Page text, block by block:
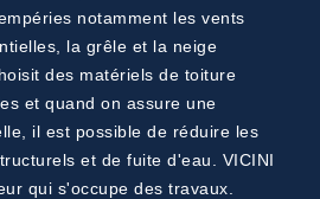
notamment les vents
la grêle et la neige
des matériels de toiture
et quand on assure une
il est possible de réduire les
et de fuite d'eau. VICINI
qui s'occupe des travaux.